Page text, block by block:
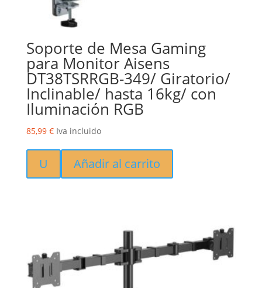
Soporte de Mesa Gaming
para Monitor Aisens
DT38TSRRGB-349/ Giratorio/
Inclinable/ hasta 16kg/ con
Iluminación RGB
85,99 € Iva incluido
U Añadir al carrito